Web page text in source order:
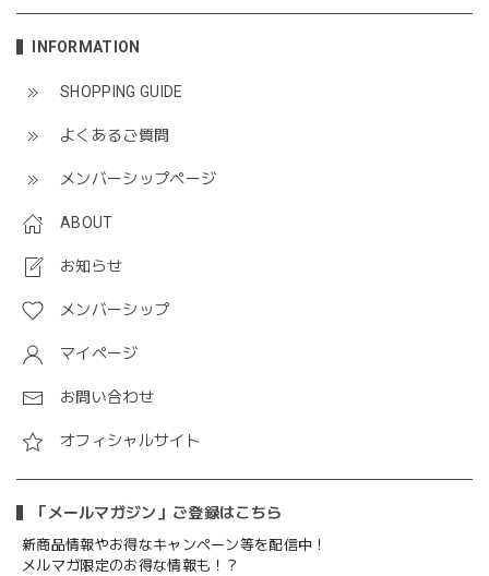
INFORMATION
SHOPPING GUIDE
よくあるご質問
メンバーシップページ
ABOUT
お知らせ
メンバーシップ
マイページ
お問い合わせ
オフィシャルサイト
「メールマガジン」ご登録はこちら
新商品情報やお得なキャンペーン等を配信中！
メルマガ限定のお得な情報も！？